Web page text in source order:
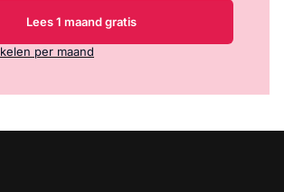
Lees 1 maand gratis
per maand